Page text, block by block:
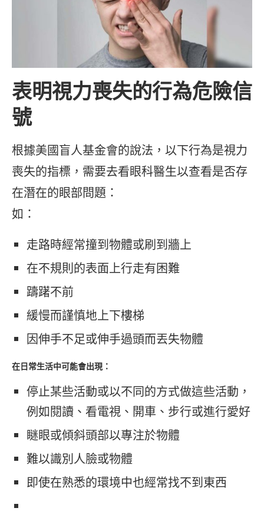
表明視力喪失的行為危險信
號
根據美國盲人基金會的說法，以下行為是視力
喪失的指標，需要去看眼科醫生以查看是否存
在潛在的眼部問題：
如：
走路時經常撞到物體或刷到牆上
在不規則的表面上行走有困難
躊躇不前
緩慢而謹慎地上下樓梯
因伸手不足或伸手過頭而丟失物體
在日常生活中可能會出現：
停止某些活動或以不同的方式做這些活動，
例如閱讀、看電視、開車、步行或進行愛好
瞇眼或傾斜頭部以專注於物體
難以識別人臉或物體
即使在熟悉的環境中也經常找不到東西